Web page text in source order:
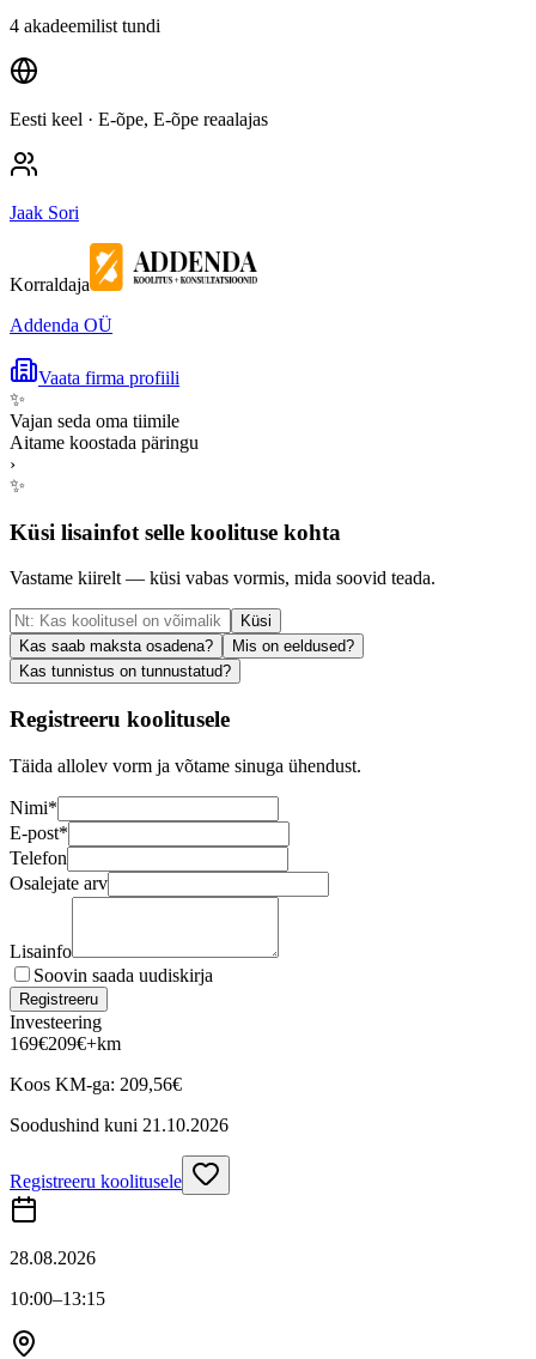
4 akadeemilist tundi
Eesti keel · E-õpe, E-õpe reaalajas
Jaak Sori
Korraldaja
Addenda OÜ
Vaata firma profiili
✨
Vajan seda oma tiimile
Aitame koostada päringu
›
✨
Küsi lisainfot selle koolituse kohta
Vastame kiirelt — küsi vabas vormis, mida soovid teada.
Küsi
Kas saab maksta osadena?
Mis on eeldused?
Kas tunnistus on tunnustatud?
Registreeru koolitusele
Täida allolev vorm ja võtame sinuga ühendust.
Nimi*
E-post*
Telefon
Osalejate arv
Lisainfo
Soovin saada uudiskirja
Registreeru
Investeering
169€209€+km
Koos KM-ga: 209,56€
Soodushind kuni 21.10.2026
Registreeru koolitusele
28.08.2026
10:00–13:15